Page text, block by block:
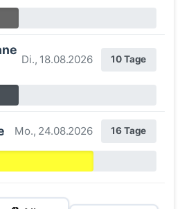
Di., 18.08.2026 10 Tage
Mo., 24.08.2026 16 Tage